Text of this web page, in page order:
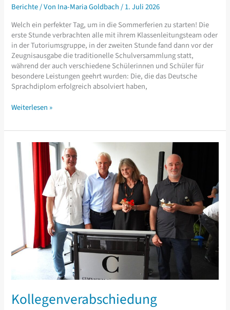
Berichte/ Von Ina-Maria Goldbach/1. Juli 2026
Welch ein perfekter Tag, um in die Sommerferien zu starten! Die
erste Stunde verbrachten alle mit ihrem Klassenleitungsteam oder
in der Tutoriumsgruppe, in der zweiten Stunde fand dann vor der
Zeugnisausgabe die traditionelle Schulversammlung statt,
während der auch verschiedene Schülerinnen und Schüler für
besondere Leistungen geehrt wurden: Die, die das Deutsche
Sprachdiplom erfolgreich absolviert haben,
Schuljahresabschluss
Weiterlesen »
Kollegenverabschiedung